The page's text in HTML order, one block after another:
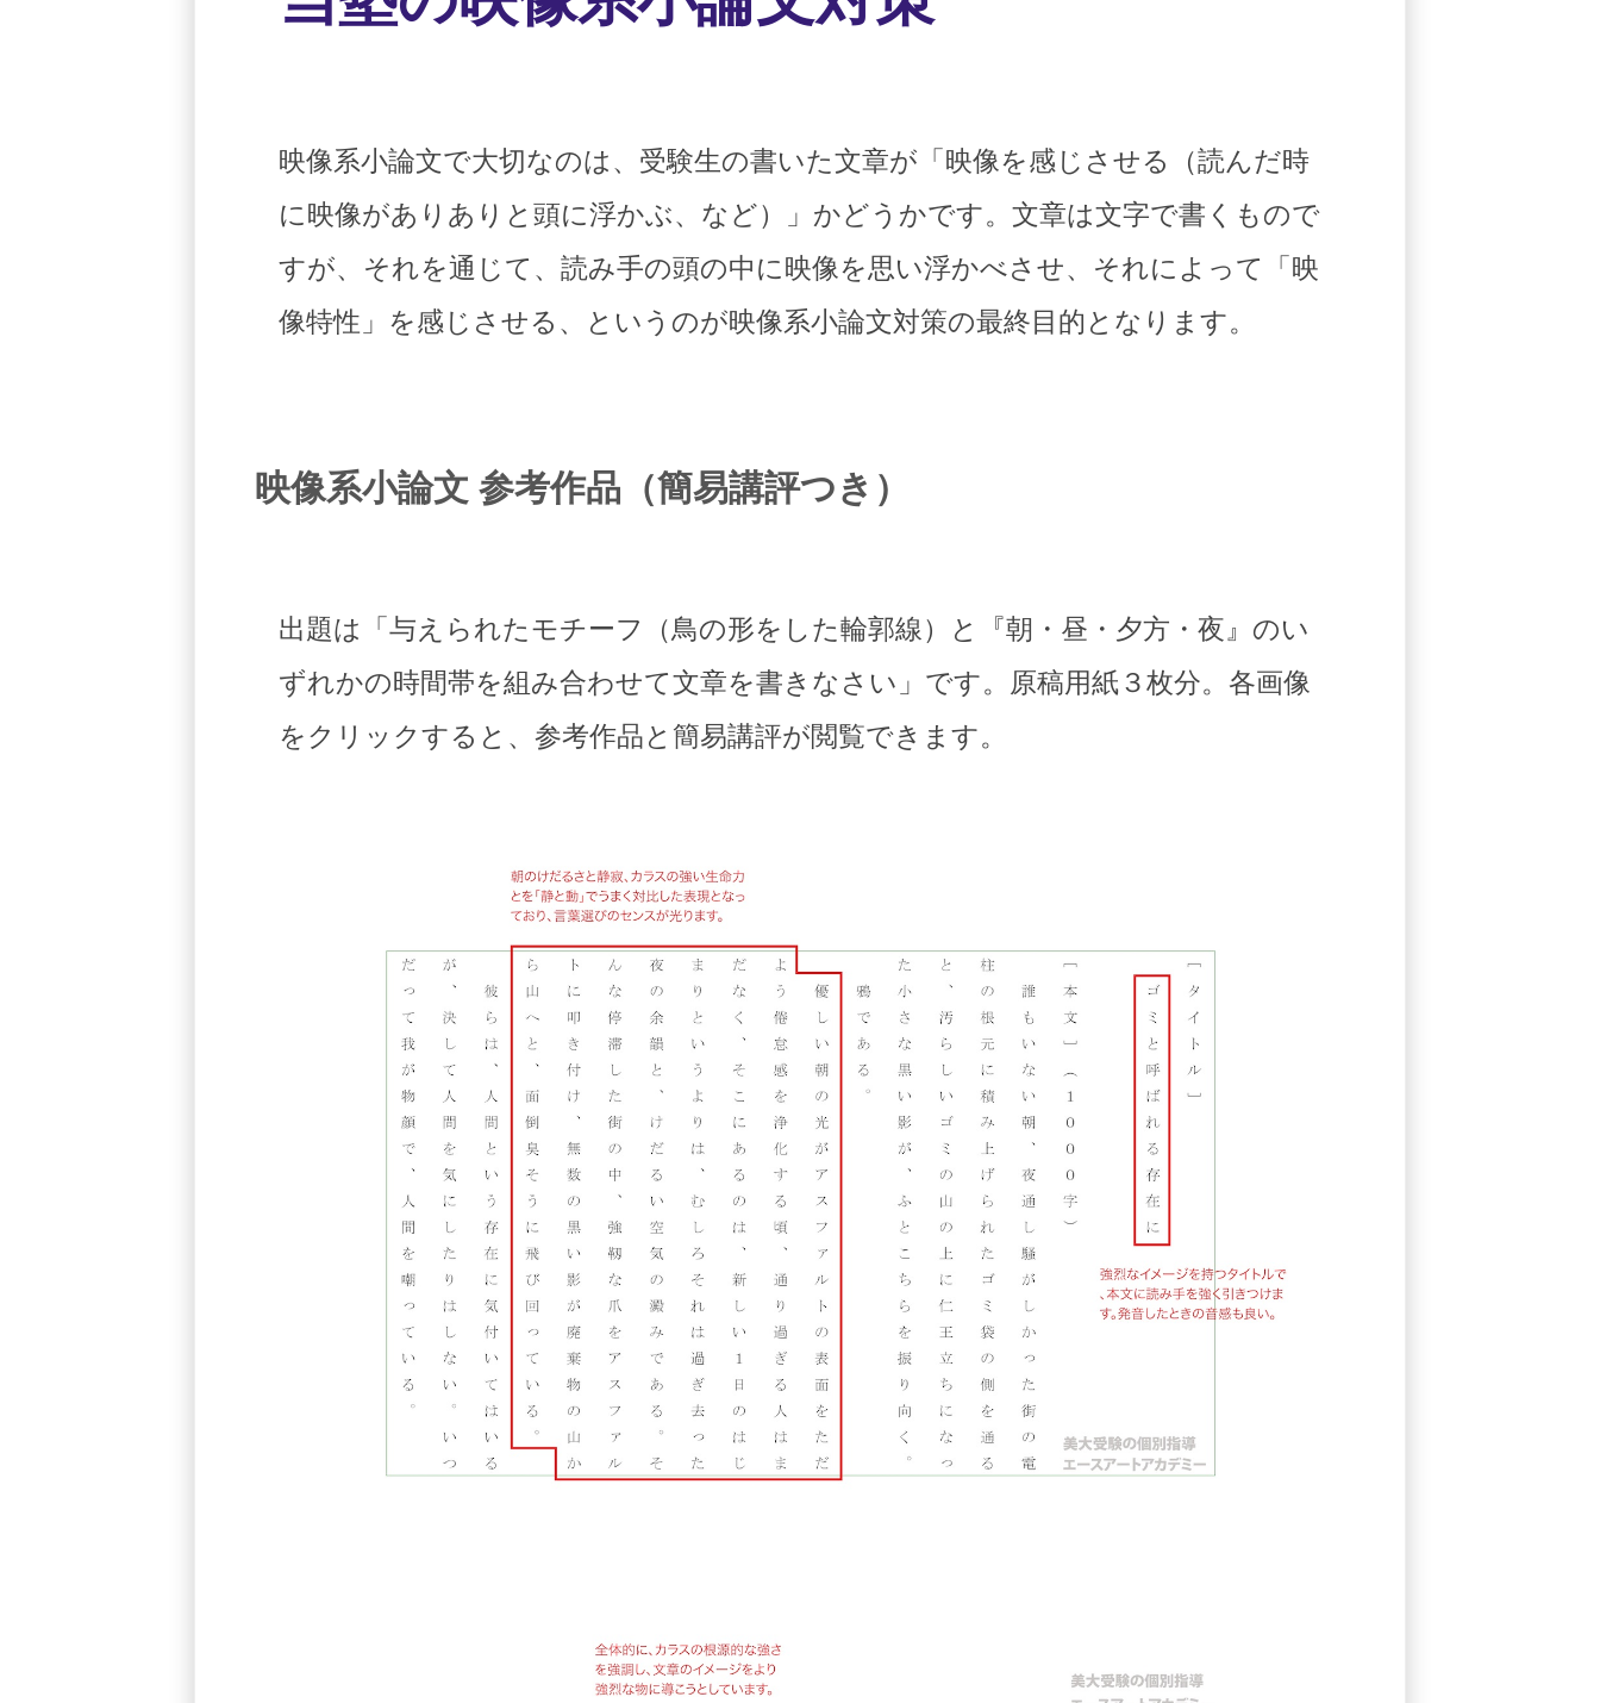
映像系小論文で大切なのは、受験生の書いた文章が「映像を感じさせる（読んだ時
に映像がありありと頭に浮かぶ、など）」かどうかです。文章は文字で書くもので
すが、それを通じて、読み手の頭の中に映像を思い浮かべさせ、それによって「映
像特性」を感じさせる、というのが映像系小論文対策の最終目的となります。
映像系小論文 参考作品（簡易講評つき）
出題は「与えられたモチーフ（鳥の形をした輪郭線）と『朝・昼・夕方・夜』のい
ずれかの時間帯を組み合わせて文章を書きなさい」です。原稿用紙３枚分。各画像
をクリックすると、参考作品と簡易講評が閲覧できます。